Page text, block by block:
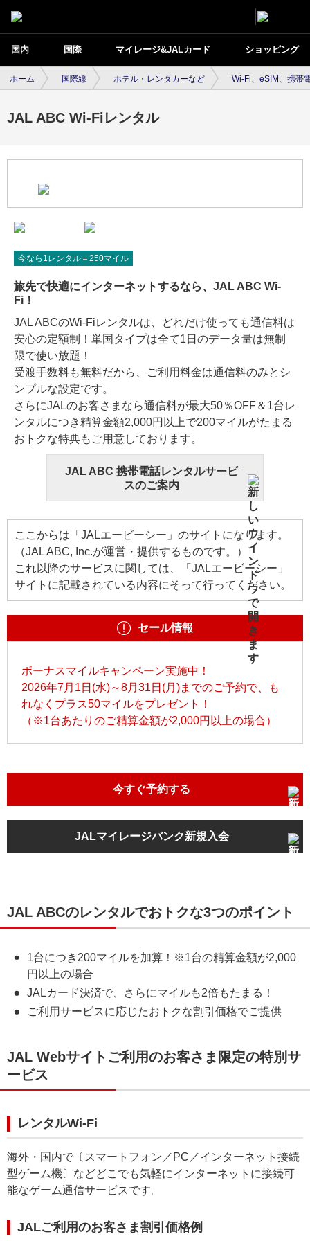
国内 国際 マイレージ&JALカード ショッピング
ホーム 国際線 ホテル・レンタカーなど Wi-Fi、eSIM、携帯
JAL ABC Wi-Fiレンタル
今なら1レンタル＝250マイル
旅先で快適にインターネットするなら、JAL ABC Wi-
Fi！
JAL ABCのWi-Fiレンタルは、どれだけ使っても通信料は
安心の定額制！単国タイプは全て1日のデータ量は無制
限で使い放題！
受渡手数料も無料だから、ご利用料金は通信料のみとシ
ンプルな設定です。
さらにJALのお客さまなら通信料が最大50％OFF＆1台レ
ンタルにつき精算金額2,000円以上で200マイルがたまる
おトクな特典もご用意しております。
JAL ABC 携帯電話レンタルサービ
スのご案内
ここからは「JALエービーシー」のサイトになります。
（JAL ABC, Inc.が運営・提供するものです。）
これ以降のサービスに関しては、「JALエービーシー」
サイトに記載されている内容にそって行ってください。
セール情報
ボーナスマイルキャンペーン実施中！
2026年7月1日(水)～8月31日(月)までのご予約で、も
れなくプラス50マイルをプレゼント！
（※1台あたりのご精算金額が2,000円以上の場合）
今すぐ予約する
JALマイレージバンク新規入会
JAL ABCのレンタルでおトクな3つのポイント
1台につき200マイルを加算！※1台の精算金額が2,000
円以上の場合
JALカード決済で、さらにマイルも2倍もたまる！
ご利用サービスに応じたおトクな割引価格でご提供
JAL Webサイトご利用のお客さま限定の特別サ
ービス
レンタルWi-Fi
海外・国内で〔スマートフォン／PC／インターネット接続
型ゲーム機〕などどこでも気軽にインターネットに接続可
能なゲーム通信サービスです。
JALご利用のお客さま割引価格例